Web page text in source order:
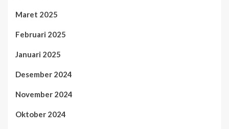
Maret 2025
Februari 2025
Januari 2025
Desember 2024
November 2024
Oktober 2024